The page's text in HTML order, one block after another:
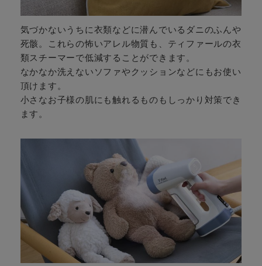
気づかないうちに衣類などに潜んでいるダニのふんや
死骸。これらの怖いアレル物質も、ティファールの衣
類スチーマーで低減することができます。
なかなか洗えないソファやクッションなどにもお使い
頂けます。
小さなお子様の肌にも触れるものもしっかり対策でき
ます。